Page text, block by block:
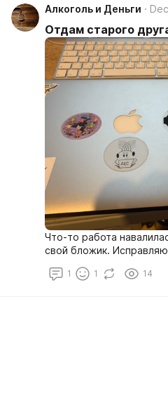
Алкоголь и Деньги
Отдам старого
Что-то работа
свой бложик.
1 1 14